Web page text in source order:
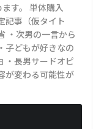
す。 単体購入
記事（仮タイト
・次男の一言から
子どもが好きなの
・長男サードオピ
が変わる可能性が